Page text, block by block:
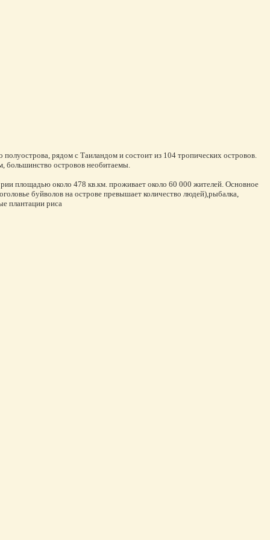
рядом с Таиландом и состоит из 104 тропических островов.
большинство островов необитаемы.
площадью около 478 кв.км. проживает около 60 000 жителей. Основное
буйволов на острове превышает количество людей),рыбалка,
плантации риса